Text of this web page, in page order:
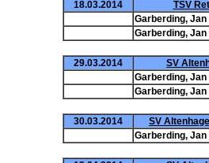
18.03.2014
TSV
Garberding,
Garberding,
29.03.2014
SV
Garberding,
Garberding,
30.03.2014
SV
Garberding,